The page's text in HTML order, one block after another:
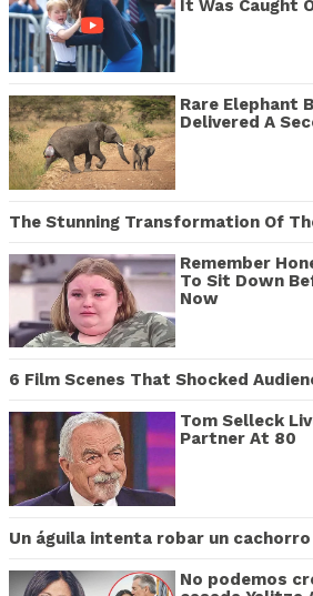
It Was Caught
Rare Elephant
Delivered A
The Stunning Transformation Of
Remember
To Sit Down
Now
6 Film Scenes That Shocked
Tom Selleck
Partner At 80
Un águila intenta robar un
No podemos